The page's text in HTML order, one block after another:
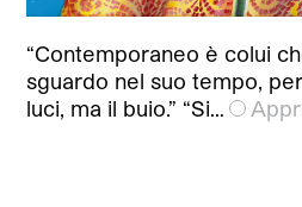
“Contemporaneo è colui
sguardo nel suo tempo,
luci, ma il buio.” “Si…